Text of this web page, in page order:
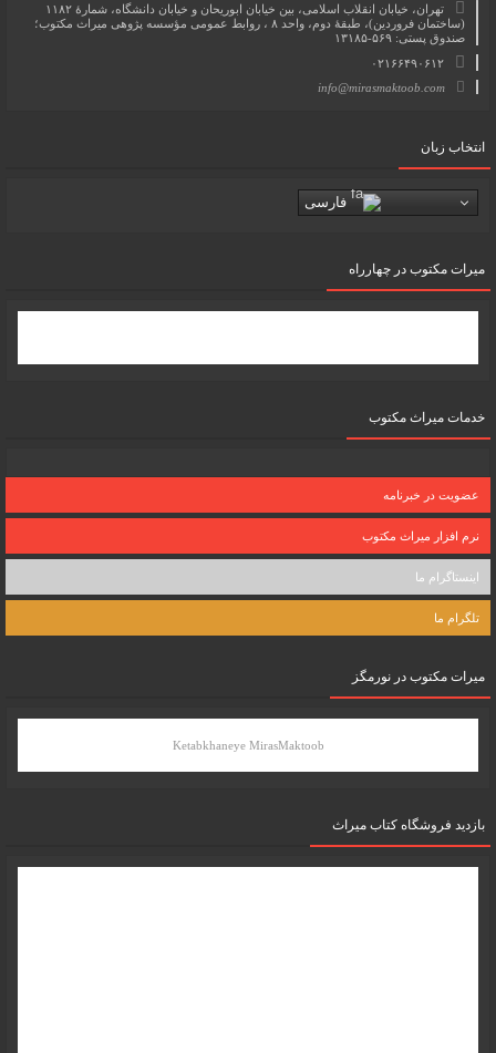
تهران، خیابان انقلاب اسلامی، بین خیابان ابوریحان و خیابان دانشگاه، شمارۀ ۱۱۸۲
(ساختمان فروردین)، طبقۀ دوم، واحد ۸ ، روابط عمومی مؤسسه پژوهی میراث مکتوب؛
صندوق پستی: ۵۶۹-۱۳۱۸۵
۰۲۱۶۶۴۹۰۶۱۲
info@mirasmaktoob.com
انتخاب زبان
فارسی
میرات مکتوب در چهارراه
خدمات میراث مکتوب
عضویت در خبرنامه
نرم افزار میراث مکتوب
اینستاگرام ما
تلگرام ما
میرات مکتوب در نورمگز
Ketabkhaneye MirasMaktoob
بازدید فروشگاه کتاب میراث